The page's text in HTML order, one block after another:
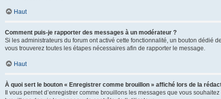
Haut
Comment puis-je rapporter des messages à un modérateur ?
Si les administrateurs du forum ont activé cette fonctionnalité, un bouton dédié
vous trouverez toutes les étapes nécessaires afin de rapporter le message.
Haut
À quoi sert le bouton « Enregistrer comme brouillon » affiché lors de la
Il vous permet d’enregistrer comme brouillons les messages que vous